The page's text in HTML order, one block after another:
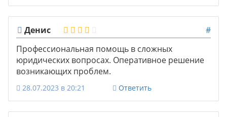
Денис
#
Профессиональная помощь в сложных
юридических вопросах. Оперативное решение
возникающих проблем.
28.07.2023 в 20:21 Ответить